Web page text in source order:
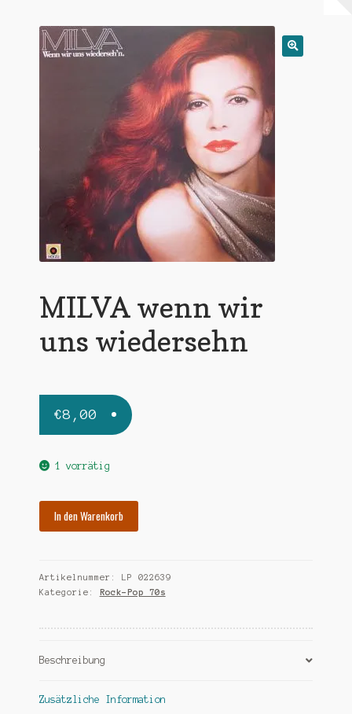
Warenkorb
MILVA wenn wir
uns wiedersehn
€8,00
1 vorrätig
wiedersehn
Menge
In den Warenkorb
Artikelnummer: LP 022639
Kategorie: Rock-Pop 70s
Beschreibung
Zusätzliche Information